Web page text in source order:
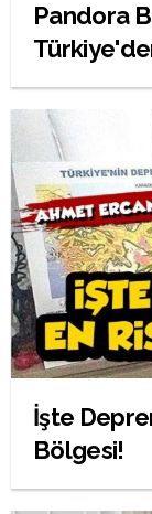
Pandora
İşte
Bölgesi!